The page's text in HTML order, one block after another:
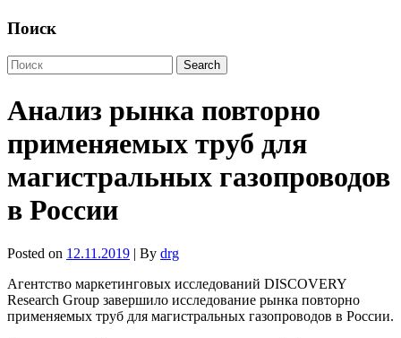
Поиск
Анализ рынка повторно
применяемых труб для
магистральных газопроводов
в России
Posted on 12.11.2019 | By drg
Агентство маркетинговых исследований DISCOVERY
Research Group завершило исследование рынка повторно
применяемых труб для магистральных газопроводов в России.